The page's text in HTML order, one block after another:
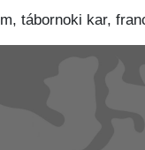
tábornoki kar,